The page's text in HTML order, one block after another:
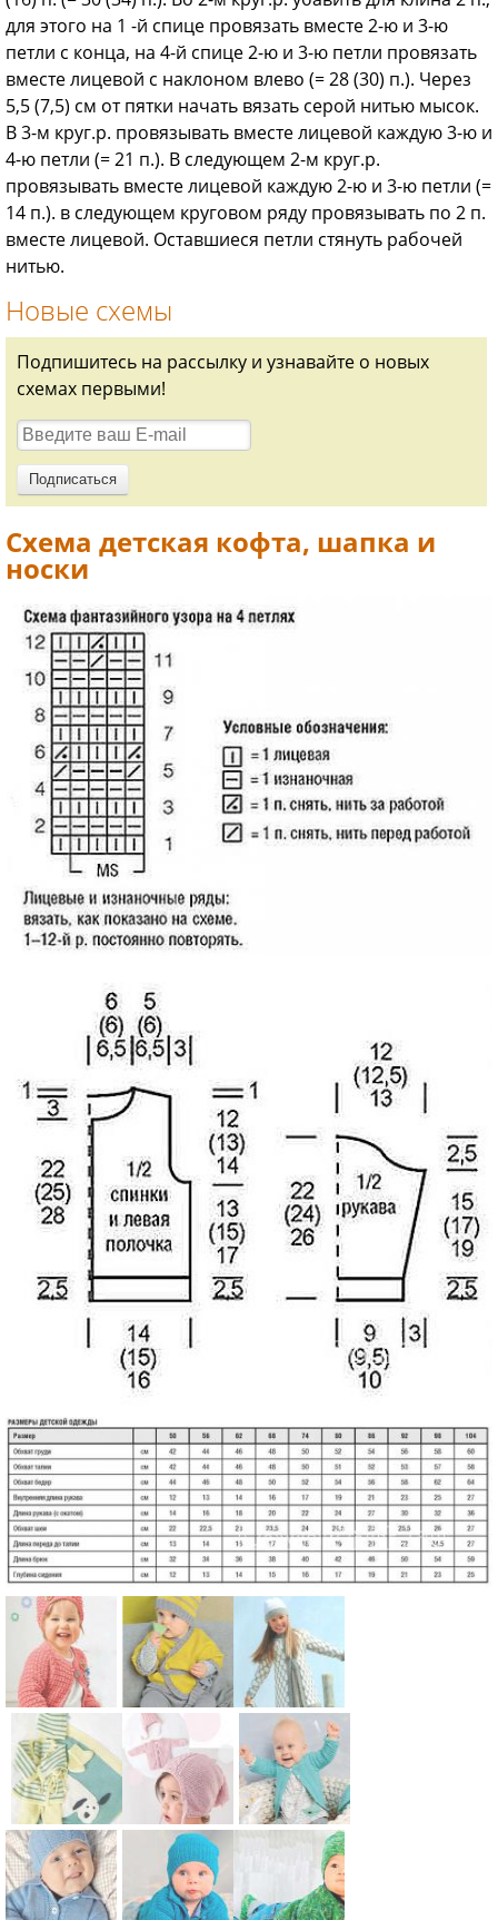
для этого на 1 -й спице провязать вместе 2-ю и 3-ю
петли с конца, на 4-й спице 2-ю и 3-ю петли провязать
вместе лицевой с наклоном влево (= 28 (30) п.). Через
5,5 (7,5) см от пятки начать вязать серой нитью мысок.
В 3-м круг.р. провязывать вме­сте лицевой каждую 3-ю и
4-ю петли (= 21 п.). В следующем 2-м круг.р.
провязывать вместе лицевой каждую 2-ю и 3-ю петли (=
14 п.). в следую­щем круговом ряду провязывать по 2 п.
вместе лицевой. Оставшиеся пет­ли стянуть рабочей
нитью.
Новые схемы
Подпишитесь на рассылку и узнавайте о новых
схемах первыми!
Схема детская кофта, шапка и
носки
Схема:
детская
кофта
реглан и
шапочка
для детей
Схема:
двухцветны
й кардиган,
штаны и
шапочка
для детей
Схема:
кардиган
для девочки
с узором
шапка для
детей
Схема:
комплект из
Схема:
детская
кофта,